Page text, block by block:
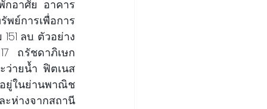
กอาศัย อาคาร
ย์การเพื่อการ
ลบ. ตัวอย่าง
ถ.รัชดาภิเษก
ว่ายน้ำ ฟิตเนส
อยู่ในย่านพาณิช
ห่างจากสถานี